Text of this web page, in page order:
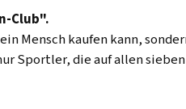
Club".
Mensch kaufen kann,
Sportler, die auf allen